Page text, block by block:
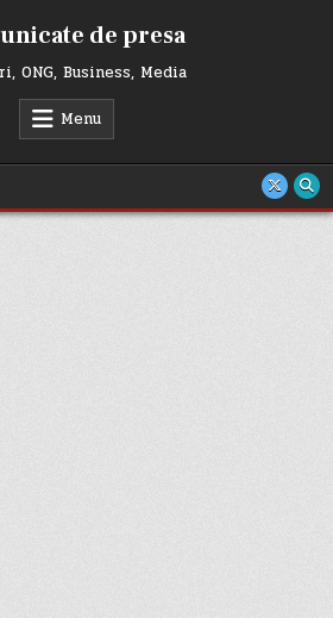
de presa
ONG, Business, Media
Menu